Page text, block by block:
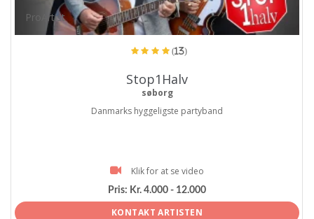
ProArtist
(13)
Stop1Halv
søborg
Danmarks hyggeligste partyband
Klik for at se video
Pris: Kr. 4.000 - 12.000
KONTAKT ARTISTEN